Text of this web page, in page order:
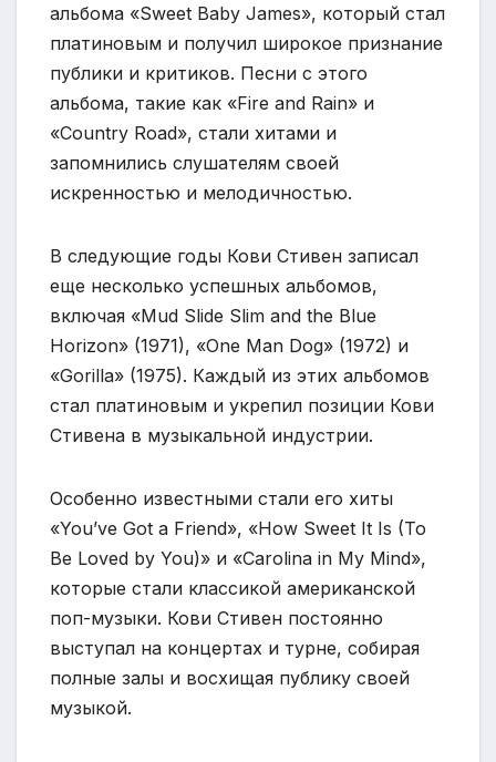
альбома «Sweet Baby James», который стал
платиновым и получил широкое признание
публики и критиков. Песни с этого
альбома, такие как «Fire and Rain» и
«Country Road», стали хитами и
запомнились слушателям своей
искренностью и мелодичностью.
В следующие годы Кови Стивен записал
еще несколько успешных альбомов,
включая «Mud Slide Slim and the Blue
Horizon» (1971), «One Man Dog» (1972) и
«Gorilla» (1975). Каждый из этих альбомов
стал платиновым и укрепил позиции Кови
Стивена в музыкальной индустрии.
Особенно известными стали его хиты
«You’ve Got a Friend», «How Sweet It Is (To
Be Loved by You)» и «Carolina in My Mind»,
которые стали классикой американской
поп-музыки. Кови Стивен постоянно
выступал на концертах и турне, собирая
полные залы и восхищая публику своей
музыкой.